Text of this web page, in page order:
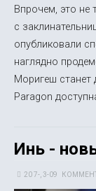
Впрочем, это не
с
опубликовали
наглядно
Моригеш
Paragon
Инь -
20 7-, 3-09